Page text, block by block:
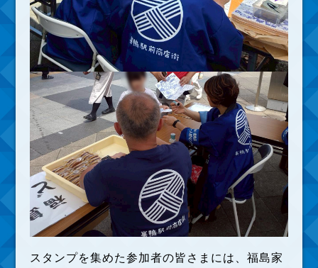
スタンプを集めた参加者の皆さまには、福島家